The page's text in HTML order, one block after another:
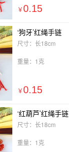
￥0.15
‘狗牙’红绳手链
尺寸：长18cm
重量：1克
￥0.15
‘红葫芦’红绳手链
尺寸：长18cm
重量：1克